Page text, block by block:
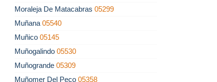
Moraleja De Matacabras 05299
Muñana 05540
Muñico 05145
Muñogalindo 05530
Muñogrande 05309
Muñomer Del Peco 05358